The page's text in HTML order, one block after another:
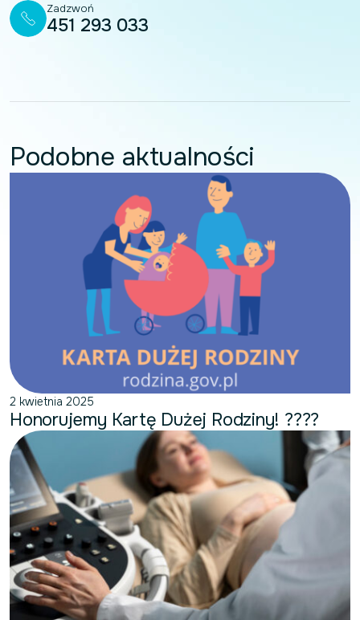
Zadzwoń
451 293 033
Podobne aktualności
2 kwietnia 2025
Honorujemy Kartę Dużej Rodziny! ?‍?‍?‍?